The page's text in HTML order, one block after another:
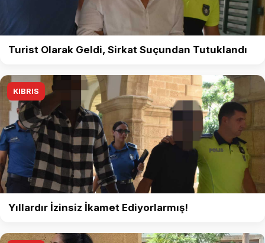
Turist Olarak Geldi, Sirkat Suçundan Tutuklandı
KIBRIS
Yıllardır İzinsiz İkamet Ediyorlarmış!